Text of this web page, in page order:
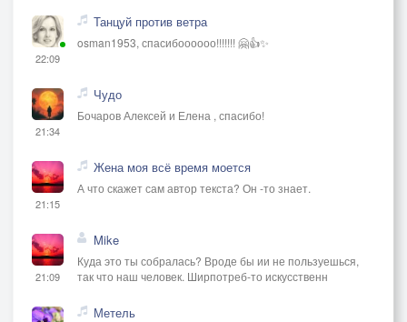
22:09
Танцуй против ветра
osman1953, спасибоооооо!!!!!!! 🤗👍✨
21:34
Чудо
Бочаров Алексей и Елена , спасибо!
21:15
Жена моя всё время моется
А что скажет сам автор текста? Он -то знает.
21:09
Mike
Куда это ты собралась? Вроде бы ии не пользуешься,
так что наш человек. Ширпотреб-то искусственн
Метель